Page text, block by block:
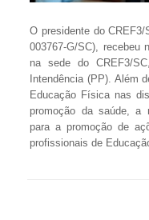
O presidente do
003767-G/SC), recebeu
na sede do CREF3/
Intendência (PP). Além
Educação Física nas
promoção da saúde, a
para a promoção de
profissionais de